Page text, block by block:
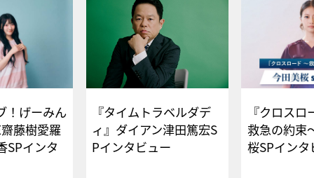
！げーみん
藤樹愛羅
SPインタ
『タイムトラベルダデ
ィ』ダイアン津田篤宏S
Pインタビュー
『クロス
救急の約束
桜SPイ